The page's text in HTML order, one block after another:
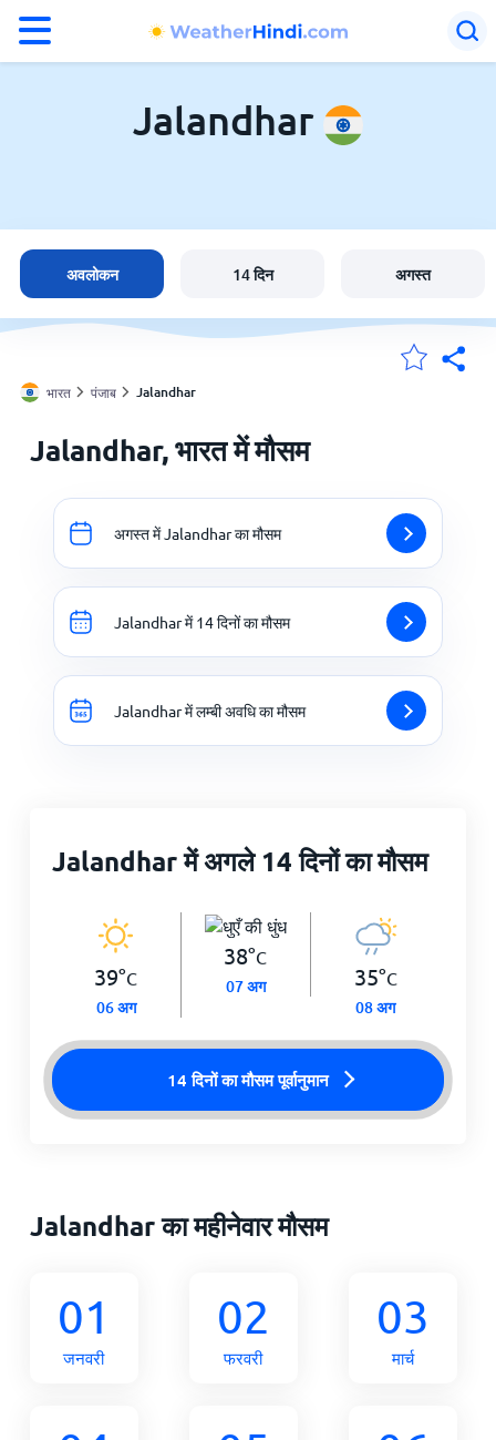
भारत
मेंरी लोकेशन
होम
Jalandhar
अवलोकन 14 दिन अगस्त
भारत पंजाब Jalandhar
Jalandhar, भारत में मौसम
अगस्त में Jalandhar का मौसम
Jalandhar में 14 दिनों का मौसम
Jalandhar में लम्बी अवधि का मौसम
Jalandhar में अगले 14 दिनों का मौसम
39°C
06 अग
38°C
07 अग 35°C
08 अग
14 दिनों का मौसम पूर्वानुमान
Jalandhar का महीनेवार मौसम
01
जनवरी
02
फरवरी
03
मार्च